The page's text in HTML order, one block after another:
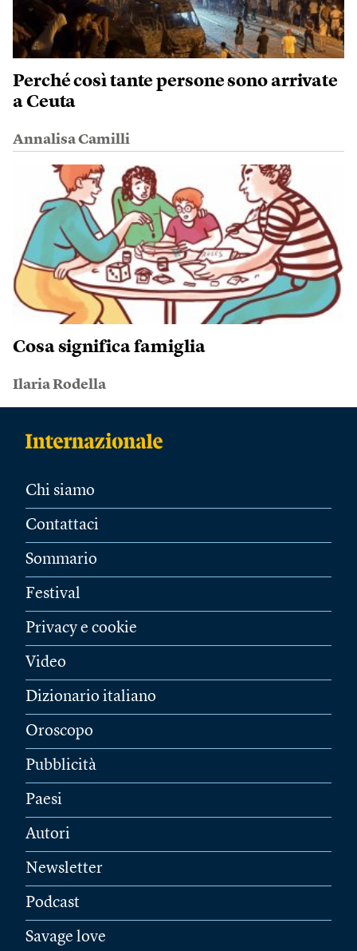
Perché così tante persone sono arrivate
a Ceuta
Annalisa Camilli
Cosa significa famiglia
Ilaria Rodella
Chi siamo
Contattaci
Sommario
Festival
Privacy e cookie
Video
Dizionario italiano
Oroscopo
Pubblicità
Paesi
Autori
Newsletter
Podcast
Savage love